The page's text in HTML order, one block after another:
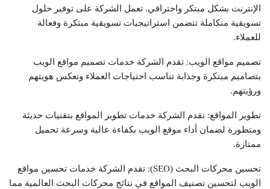
الإنترنت بشكل مبتكر واحترافي. تعمل الشركة على توفير حلول
تسويقية متكاملة تتضمن استراتيجيات تسويقية مبتكرة وفعالة
للعملاء.
تصميم مواقع الويب: تقدم الشركة خدمات تصميم مواقع الويب
بتصاميم مبتكرة وجذابة تناسب احتياجات العملاء وتعكس هويتهم
ورؤيتهم.
تطوير المواقع: تقدم الشركة خدمات تطوير المواقع بتقنيات حديثة
ومتطورة لضمان أداء موقع الويب بكفاءة عالية وسرعة تحميل
ممتازة.
تحسين محركات البحث (SEO): تقدم الشركة خدمات تحسين مواقع
الويب لتحسين تصنيف المواقع في نتائج محركات البحث العالمية مما